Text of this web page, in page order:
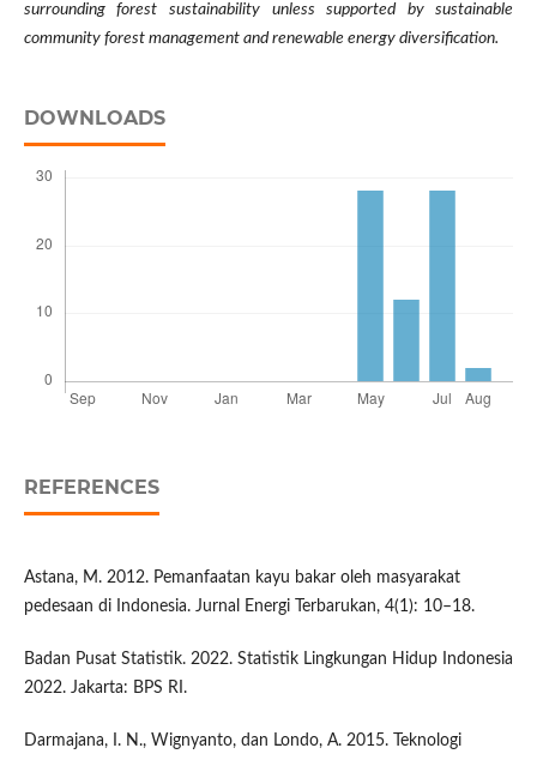
surrounding forest sustainability unless supported by sustainable
community forest management and renewable energy diversification.
DOWNLOADS
REFERENCES
Astana, M. 2012. Pemanfaatan kayu bakar oleh masyarakat
pedesaan di Indonesia. Jurnal Energi Terbarukan, 4(1): 10–18.
Badan Pusat Statistik. 2022. Statistik Lingkungan Hidup Indonesia
2022. Jakarta: BPS RI.
Darmajana, I. N., Wignyanto, dan Londo, A. 2015. Teknologi